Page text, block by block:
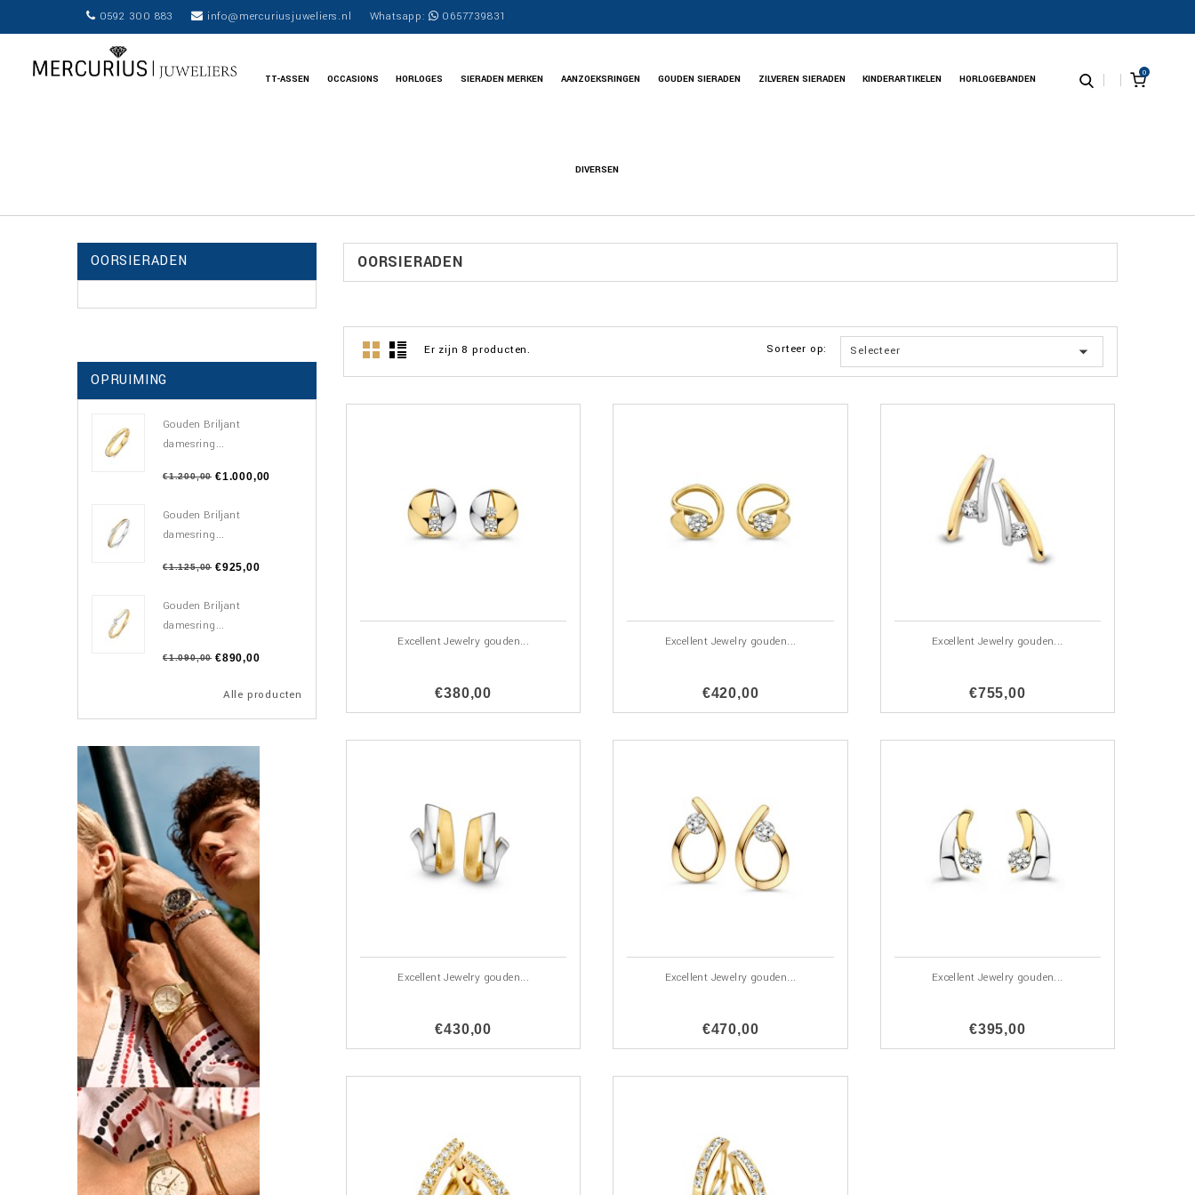
0592 300 883 info@mercuriusjuweliers.nl Whatsapp: 0657739831
0
TT-ASSEN OCCASIONS HORLOGES SIERADEN MERKEN AANZOEKSRINGEN GOUDEN SIERADEN ZILVEREN SIERADEN KINDERARTIKELEN HORLOGEBANDEN
DIVERSEN
OORSIERADEN
OPRUIMING
Gouden Briljant
damesring...
€1.200,00 €1.000,00
Gouden Briljant
damesring...
€1.125,00 €925,00
Gouden Briljant
damesring...
€1.090,00 €890,00
Alle producten
OORSIERADEN
Er zijn 8 producten. Sorteer op: Selecteer 
Excellent Jewelry gouden...
€380,00
Excellent Jewelry gouden...
€420,00
Excellent Jewelry gouden...
€755,00
Excellent Jewelry gouden...
€430,00
Excellent Jewelry gouden...
€470,00
Excellent Jewelry gouden...
€395,00